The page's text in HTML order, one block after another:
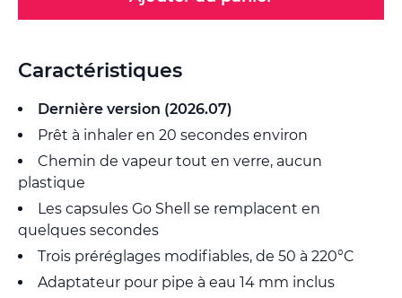
Caractéristiques
Dernière version (2026.07)
Prêt à inhaler en 20 secondes environ
Chemin de vapeur tout en verre, aucun
plastique
Les capsules Go Shell se remplacent en
quelques secondes
Trois préréglages modifiables, de 50 à 220°C
Adaptateur pour pipe à eau 14 mm inclus